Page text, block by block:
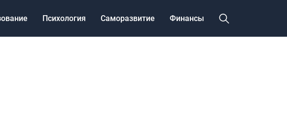
Психология Саморазвитие Финансы